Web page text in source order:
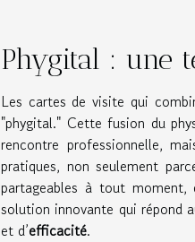
Phygital : une
Les cartes de visite qui
"phygital." Cette fusion du
rencontre professionnelle,
pratiques, non seulement
partageables à tout
solution innovante qui répond
et d’efficacité.